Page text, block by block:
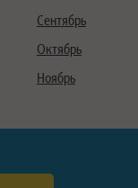
Сентябрь
Октябрь
Ноябрь